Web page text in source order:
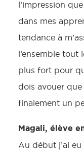
l’impression
dans mes
tendance à
l’ensemble tout
plus fort pour
dois avouer
finalement un
Magali, élève
Au début j’ai